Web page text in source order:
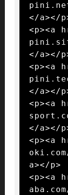
</a></
<p><a
</a></
<p><a
</a></
<p><a
</a></
<p><a
a></p>
<p><a